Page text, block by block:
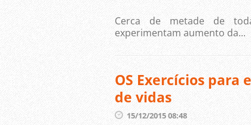
Cerca de metade de
experimentam aumento da...
OS Exercícios
de vidas
15/12/2015 08:48